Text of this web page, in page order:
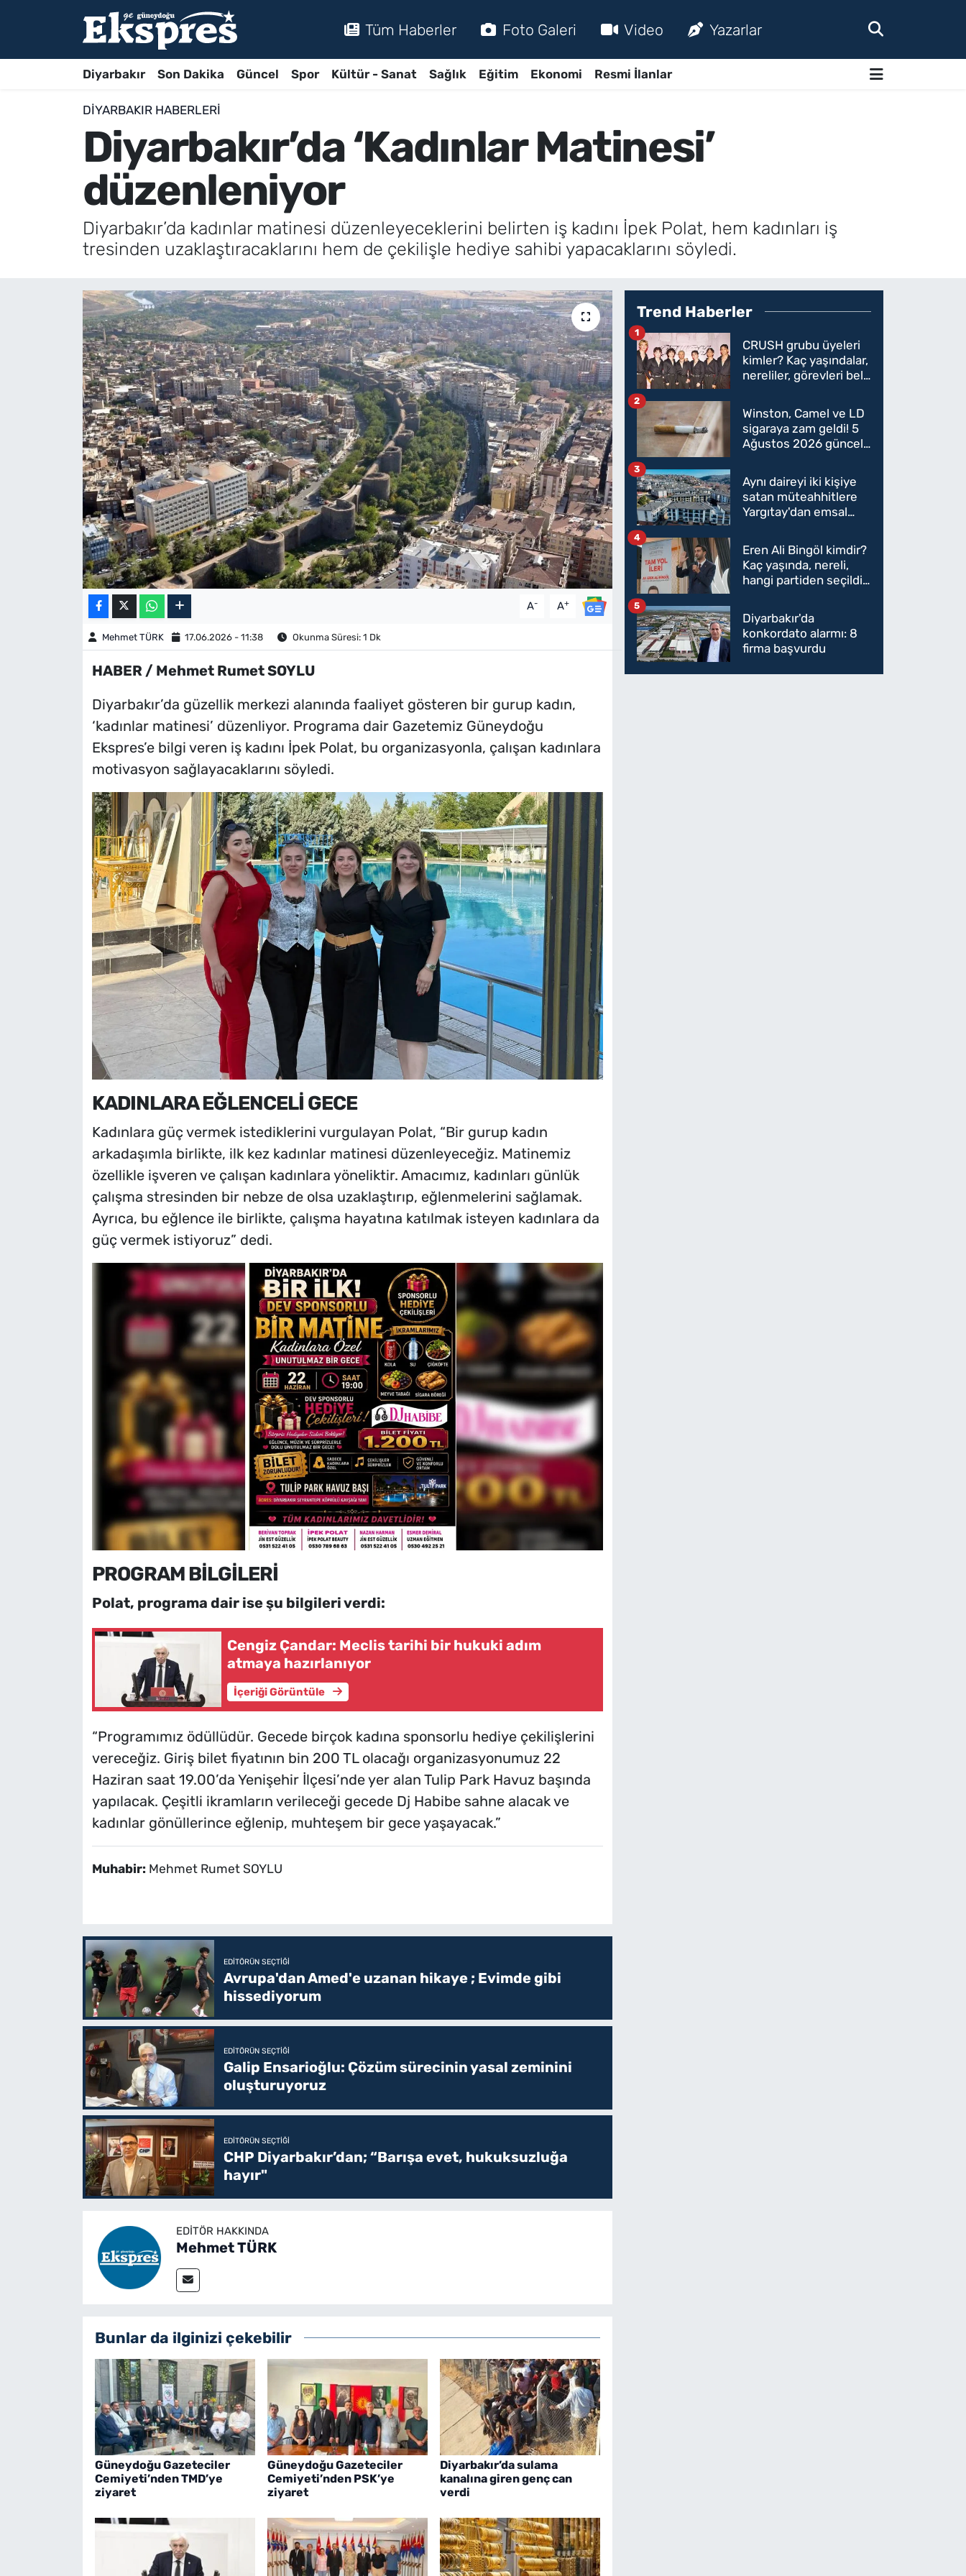
Tüm Haberler Foto Galeri Video Yazarlar
Diyarbakır Son Dakika Güncel Spor Kültür - Sanat Sağlık Eğitim Ekonomi Resmi İlanlar
DIYARBAKIR HABERLERI
Diyarbakır’da ‘Kadınlar Matinesi’
düzenleniyor
Diyarbakır’da kadınlar matinesi düzenleyeceklerini belirten iş kadını İpek Polat, hem kadınları iş
tresinden uzaklaştıracaklarını hem de çekilişle hediye sahibi yapacaklarını söyledi.
A- A+
Mehmet TÜRK 17.06.2026 - 11:38 Okunma Süresi: 1 Dk
HABER / Mehmet Rumet SOYLU
Diyarbakır’da güzellik merkezi alanında faaliyet gösteren bir gurup kadın,
‘kadınlar matinesi’ düzenliyor. Programa dair Gazetemiz Güneydoğu
Ekspres’e bilgi veren iş kadını İpek Polat, bu organizasyonla, çalışan kadınlara
motivasyon sağlayacaklarını söyledi.
KADINLARA EĞLENCELİ GECE
Kadınlara güç vermek istediklerini vurgulayan Polat, “Bir gurup kadın
arkadaşımla birlikte, ilk kez kadınlar matinesi düzenleyeceğiz. Matinemiz
özellikle işveren ve çalışan kadınlara yöneliktir. Amacımız, kadınları günlük
çalışma stresinden bir nebze de olsa uzaklaştırıp, eğlenmelerini sağlamak.
Ayrıca, bu eğlence ile birlikte, çalışma hayatına katılmak isteyen kadınlara da
güç vermek istiyoruz” dedi.
PROGRAM BİLGİLERİ
Polat, programa dair ise şu bilgileri verdi:
Cengiz Çandar: Meclis tarihi bir hukuki adım
atmaya hazırlanıyor
İçeriği Görüntüle
“Programımız ödüllüdür. Gecede birçok kadına sponsorlu hediye çekilişlerini
vereceğiz. Giriş bilet fiyatının bin 200 TL olacağı organizasyonumuz 22
Haziran saat 19.00’da Yenişehir İlçesi’nde yer alan Tulip Park Havuz başında
yapılacak. Çeşitli ikramların verileceği gecede Dj Habibe sahne alacak ve
kadınlar gönüllerince eğlenip, muhteşem bir gece yaşayacak.”
Muhabir: Mehmet Rumet SOYLU
EDITÖRÜN SEÇTIĞI
Avrupa'dan Amed'e uzanan hikaye ; Evimde gibi
hissediyorum
EDITÖRÜN SEÇTIĞI
Galip Ensarioğlu: Çözüm sürecinin yasal zeminini
oluşturuyoruz
EDITÖRÜN SEÇTIĞI
CHP Diyarbakır’dan; “Barışa evet, hukuksuzluğa
hayır"
EDITÖR HAKKINDA
Mehmet TÜRK
Bunlar da ilginizi çekebilir
Güneydoğu Gazeteciler
Cemiyeti’nden TMD’ye
ziyaret
Güneydoğu Gazeteciler
Cemiyeti’nden PSK’ye
ziyaret
Diyarbakır’da sulama
kanalına giren genç can
verdi
Trend Haberler
CRUSH grubu üyeleri
kimler? Kaç yaşındalar,
nereliler, görevleri belli
1
Winston, Camel ve LD
sigaraya zam geldi! 5
Ağustos 2026 güncel
oldu
2
Aynı daireyi iki kişiye
satan müteahhitlere
Yargıtay'dan emsal
3
Eren Ali Bingöl kimdir?
Kaç yaşında, nereli,
hangi partiden seçildi?
Parti'ye mi geçecek?
4
Diyarbakır'da
konkordato alarmı: 8
firma başvurdu
5